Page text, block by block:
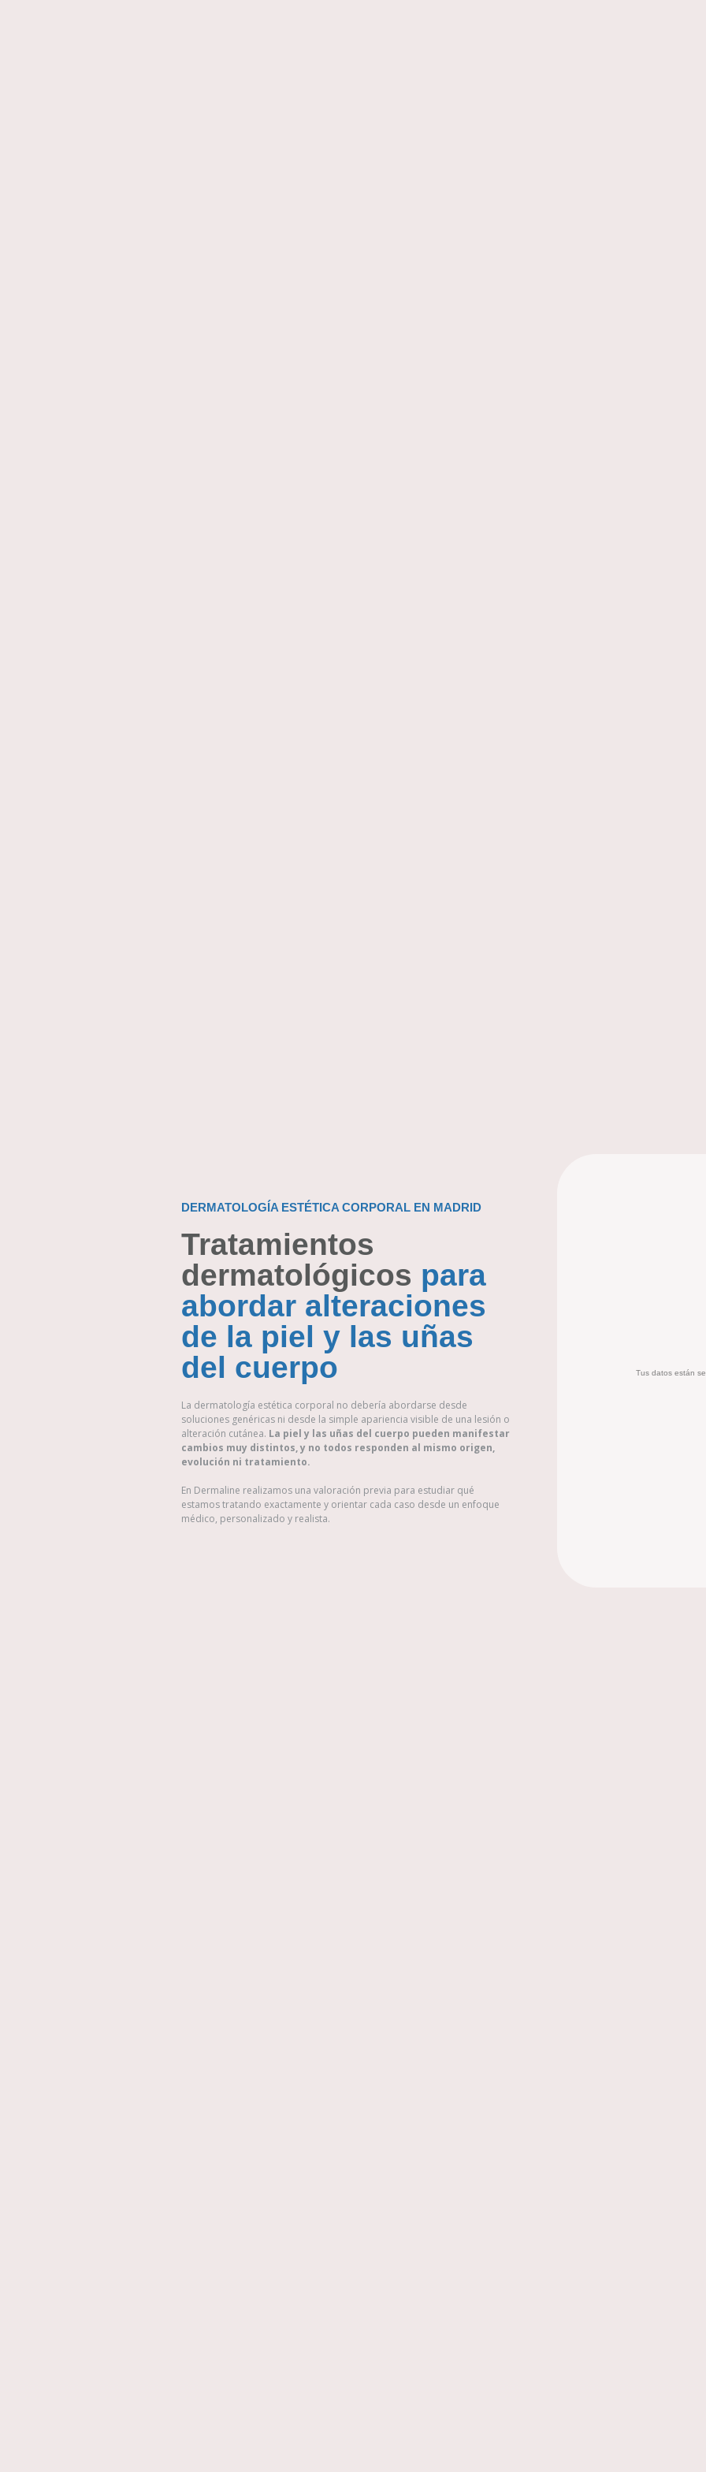
DERMATOLOGÍA ESTÉTICA CORPORAL EN MADRID
Tratamientos
dermatológicos para
abordar alteraciones
de la piel y las uñas
del cuerpo
La dermatología estética corporal no debería abordarse desde
soluciones genéricas ni desde la simple apariencia visible de una lesión o
alteración cutánea. La piel y las uñas del cuerpo pueden manifestar
cambios muy distintos, y no todos responden al mismo origen,
evolución ni tratamiento.
En Dermaline realizamos una valoración previa para estudiar qué
estamos tratando exactamente y orientar cada caso desde un enfoque
médico, personalizado y realista.
Tus datos están